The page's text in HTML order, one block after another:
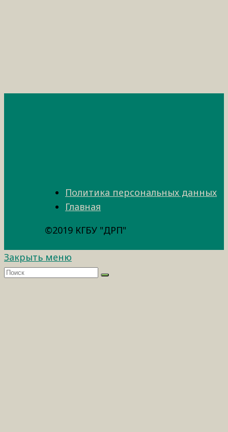
Политика персональных данных
Главная
©2019 КГБУ "ДРП"
Закрыть меню